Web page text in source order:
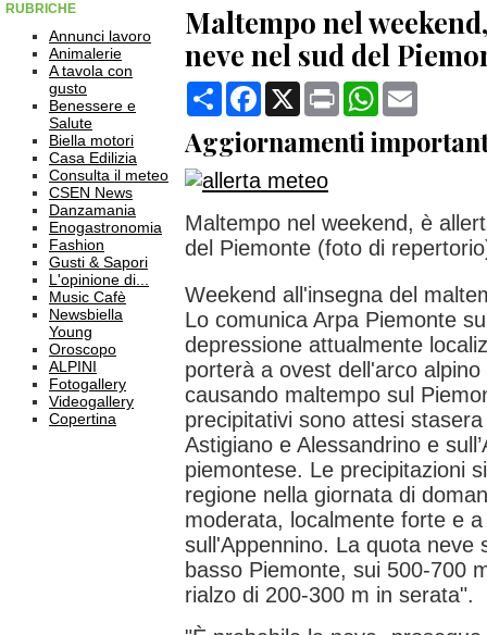
RUBRICHE
Annunci lavoro
Animalerie
A tavola con
gusto
Benessere e
Salute
Biella motori
Casa Edilizia
Consulta il meteo
CSEN News
Danzamania
Enogastronomia
Fashion
Gusti & Sapori
L'opinione di...
Music Cafè
Newsbiella
Young
Oroscopo
ALPINI
Fotogallery
Videogallery
Copertina
Maltempo nel
neve nel sud del
CondividiFacebook
X Print WhatsApp
Aggiornamenti
Maltempo nel weekend, è
del Piemonte (foto di
Weekend all'insegna del
Lo comunica Arpa Piemonte
depressione attualmente
porterà a ovest dell'arco
causando maltempo sul
precipitativi sono attesi
Astigiano e Alessandrino e
piemontese. Le precipitazioni
regione nella giornata di
moderata, localmente forte e
sull'Appennino. La quota neve
basso Piemonte, sui 500-700
rialzo di 200-300 m in serata".